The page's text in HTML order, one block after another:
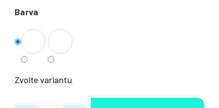
Barva
Zvolte variantu